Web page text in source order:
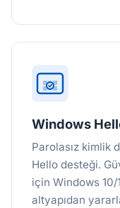
Windows
Parolasız kimlik
Hello desteği.
için Windows
altyapıdan